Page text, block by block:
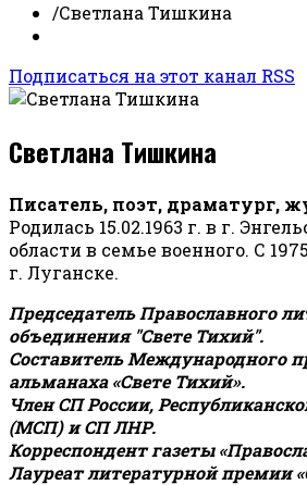
/Светлана Тишкина
Подписаться на этот канал RSS
Светлана Тишкина
Писатель, поэт, драматург,
Родилась 15.02.1963 г. в г.
области в семье военного. С
г. Луганске.
Председатель Православного
объединения "Свете Тихий".
Составитель Международного
альманаха «Свете Тихий».
Член СП России,
(МСП) и СП ЛНР.
Корреспондент газеты
Лауреат литературной премии